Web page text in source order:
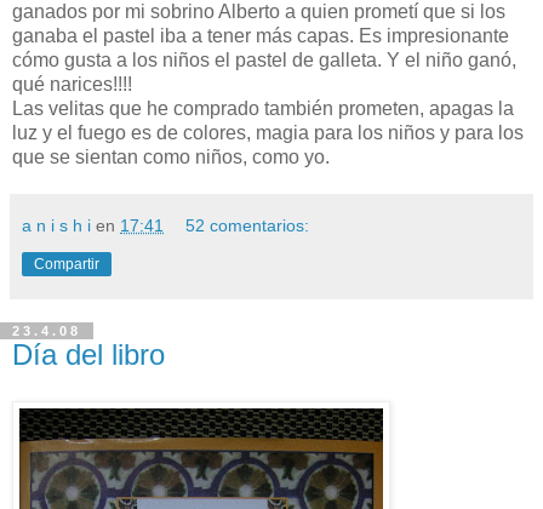
ganados por mi sobrino Alberto a quien prometí que si los
ganaba el pastel iba a tener más capas. Es impresionante
cómo gusta a los niños el pastel de galleta. Y el niño ganó,
qué narices!!!!
Las velitas que he comprado también prometen, apagas la
luz y el fuego es de colores, magia para los niños y para los
que se sientan como niños, como yo.
a n i s h i en 17:41 52 comentarios:
Compartir
23.4.08
Día del libro